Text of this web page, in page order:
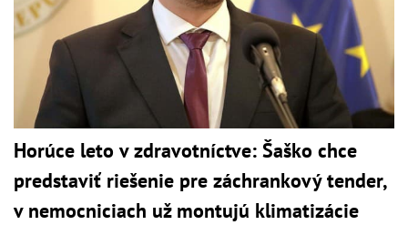
Horúce leto v zdravotníctve: Šaško chce
predstaviť riešenie pre záchrankový tender,
v nemocniciach už montujú klimatizácie